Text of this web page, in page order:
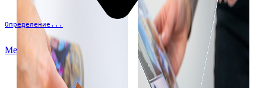
Определение...
Меню